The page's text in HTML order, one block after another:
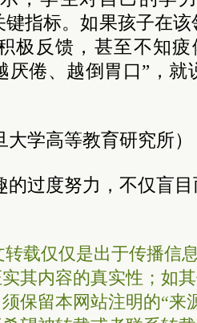
键指标。如果孩子在
极反馈，甚至不知
厌倦、越倒胃口”，
大学高等教育研究所）
的过度努力，不仅盲
载仅仅是出于传播信
其内容的真实性；如
保留本网站注明的“来